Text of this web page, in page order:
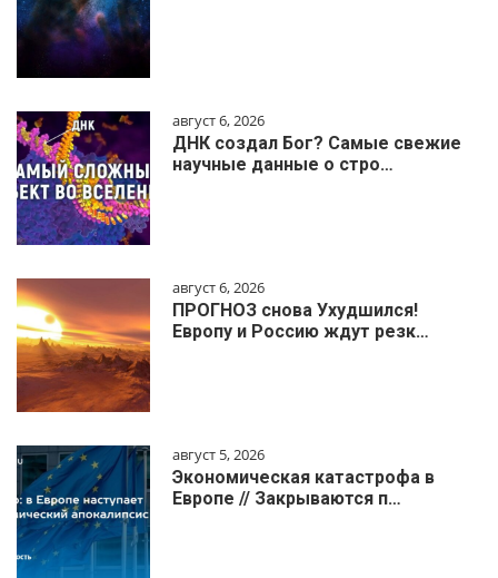
август 6, 2026
ДНК создал Бог? Самые свежие
научные данные о стро…
август 6, 2026
ПРОГНОЗ снова Ухудшился!
Европу и Россию ждут резк…
август 5, 2026
Экономическая катастрофа в
Европе // Закрываются п…